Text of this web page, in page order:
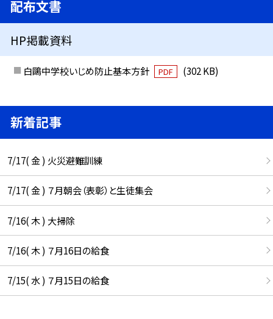
配布文書
HP掲載資料
白鷗中学校いじめ防止基本方針 PDF (302 KB)
新着記事
7/17( 金 ) 火災避難訓練
7/17( 金 ) ７月朝会（表彰）と生徒集会
7/16( 木 ) 大掃除
7/16( 木 ) ７月16日の給食
7/15( 水 ) ７月15日の給食